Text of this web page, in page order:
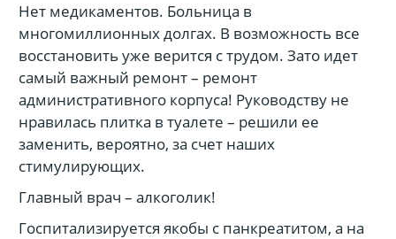
Нет медикаментов. Больница в
многомиллионных долгах. В возможность все
восстановить уже верится с трудом. Зато идет
самый важный ремонт – ремонт
административного корпуса! Руководству не
нравилась плитка в туалете – решили ее
заменить, вероятно, за счет наших
стимулирующих.
Главный врач – алкоголик!
Госпитализируется якобы с панкреатитом, а на